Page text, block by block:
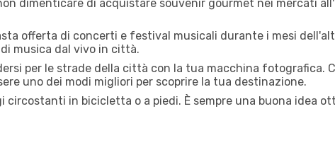
dimenticare di acquistare souvenir gourmet nei mercati
offerta di concerti e festival musicali durante i mesi
musica dal vivo in città.
per le strade della città con la tua macchina fotografica.
uno dei modi migliori per scoprire la tua destinazione.
circostanti in bicicletta o a piedi. È sempre una buona idea